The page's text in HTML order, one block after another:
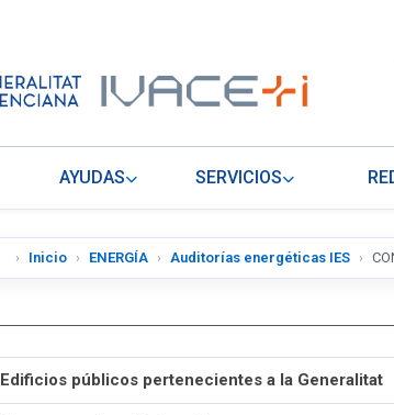
AYUDAS SERVICIOS
Inicio ENERGÍA Auditorías energéticas IES
Edificios públicos pertenecientes a la Generalitat